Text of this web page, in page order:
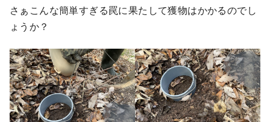
さぁこんな簡単すぎる罠に果たして獲物はかかるのでし
ょうか？